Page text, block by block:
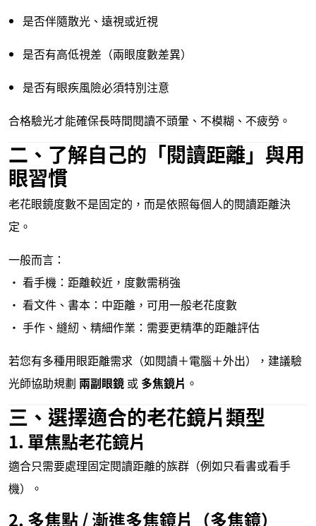
是否伴隨散光、遠視或近視
是否有高低視差（兩眼度數差異）
是否有眼疾風險必須特別注意
合格驗光才能確保長時間閱讀不頭暈、不模糊、不疲勞。
二、了解自己的「閱讀距離」與用
眼習慣
老花眼鏡度數不是固定的，而是依照每個人的閱讀距離決
定。
一般而言：
• 看手機：距離較近，度數需稍強
• 看文件、書本：中距離，可用一般老花度數
• 手作、縫紉、精細作業：需要更精準的距離評估
若您有多種用眼距離需求（如閱讀＋電腦＋外出），建議驗
光師協助規劃 兩副眼鏡 或 多焦鏡片 。
三、選擇適合的老花鏡片類型
1. 單焦點老花鏡片
適合只需要處理固定閱讀距離的族群（例如只看書或看手
機）。
2. 多焦點 / 漸進多焦鏡片（多焦鏡）